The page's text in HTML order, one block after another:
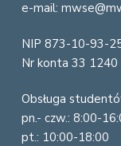
e-mail:
NIP 873-10-93-
Nr konta 33
Obsługa
pn.- czw.: 8:00-
pt.: 10:00-18:00